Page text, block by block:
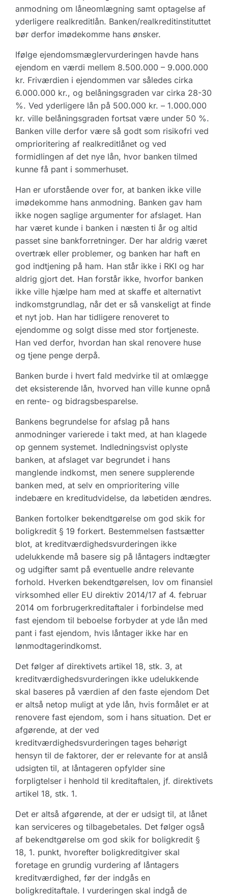
anmodning om låneomlægning samt optagelse af
yderligere realkreditlån. Banken/realkreditinstituttet
bør derfor imødekomme hans ønsker.
Ifølge ejendomsmæglervurderingen havde hans
ejendom en værdi mellem 8.500.000 – 9.000.000
kr. Friværdien i ejendommen var således cirka
6.000.000 kr., og belåningsgraden var cirka 28-30
%. Ved yderligere lån på 500.000 kr. – 1.000.000
kr. ville belåningsgraden fortsat være under 50 %.
Banken ville derfor være så godt som risikofri ved
omprioritering af realkreditlånet og ved
formidlingen af det nye lån, hvor banken tilmed
kunne få pant i sommerhuset.
Han er uforstående over for, at banken ikke ville
imødekomme hans anmodning. Banken gav ham
ikke nogen saglige argumenter for afslaget. Han
har været kunde i banken i næsten ti år og altid
passet sine bankforretninger. Der har aldrig været
overtræk eller problemer, og banken har haft en
god indtjening på ham. Han står ikke i RKI og har
aldrig gjort det. Han forstår ikke, hvorfor banken
ikke ville hjælpe ham med at skaffe et alternativt
indkomstgrundlag, når det er så vanskeligt at finde
et nyt job. Han har tidligere renoveret to
ejendomme og solgt disse med stor fortjeneste.
Han ved derfor, hvordan han skal renovere huse
og tjene penge derpå.
Banken burde i hvert fald medvirke til at omlægge
det eksisterende lån, hvorved han ville kunne opnå
en rente- og bidragsbesparelse.
Bankens begrundelse for afslag på hans
anmodninger varierede i takt med, at han klagede
op gennem systemet. Indledningsvist oplyste
banken, at afslaget var begrundet i hans
manglende indkomst, men senere supplerende
banken med, at selv en omprioritering ville
indebære en kreditudvidelse, da løbetiden ændres.
Banken fortolker bekendtgørelse om god skik for
boligkredit § 19 forkert. Bestemmelsen fastsætter
blot, at kreditværdighedsvurderingen ikke
udelukkende må basere sig på låntagers indtægter
og udgifter samt på eventuelle andre relevante
forhold. Hverken bekendtgørelsen, lov om finansiel
virksomhed eller EU direktiv 2014/17 af 4. februar
2014 om forbrugerkreditaftaler i forbindelse med
fast ejendom til beboelse forbyder at yde lån med
pant i fast ejendom, hvis låntager ikke har en
lønmodtagerindkomst.
Det følger af direktivets artikel 18, stk. 3, at
kreditværdighedsvurderingen ikke udelukkende
skal baseres på værdien af den faste ejendom Det
er altså netop muligt at yde lån, hvis formålet er at
renovere fast ejendom, som i hans situation. Det er
afgørende, at der ved
kreditværdighedsvurderingen tages behørigt
hensyn til de faktorer, der er relevante for at anslå
udsigten til, at låntageren opfylder sine
forpligtelser i henhold til kreditaftalen, jf. direktivets
artikel 18, stk. 1.
Det er altså afgørende, at der er udsigt til, at lånet
kan serviceres og tilbagebetales. Det følger også
af bekendtgørelse om god skik for boligkredit §
18, 1. punkt, hvorefter boligkreditgiver skal
foretage en grundig vurdering af låntagers
kreditværdighed, før der indgås en
boligkreditaftale. I vurderingen skal indgå de